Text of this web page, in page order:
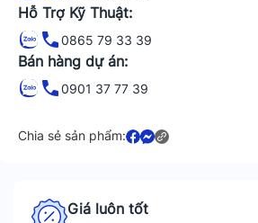
Hỗ Trợ Kỹ Thuật:
0865 79 33 39
Bán hàng dự án:
0901 37 77 39
Chia sẻ sản phẩm:
Giá luôn tốt